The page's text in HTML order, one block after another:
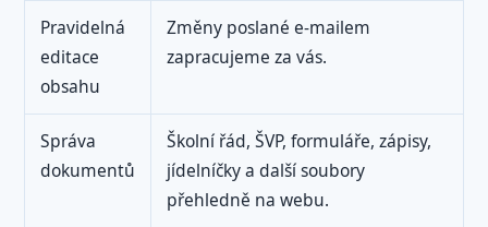
Pravidelná
editace
obsahu
Změny poslané e-mailem
zapracujeme za vás.
Správa
dokumentů
Školní řád, ŠVP, formuláře, zápisy,
jídelníčky a další soubory
přehledně na webu.